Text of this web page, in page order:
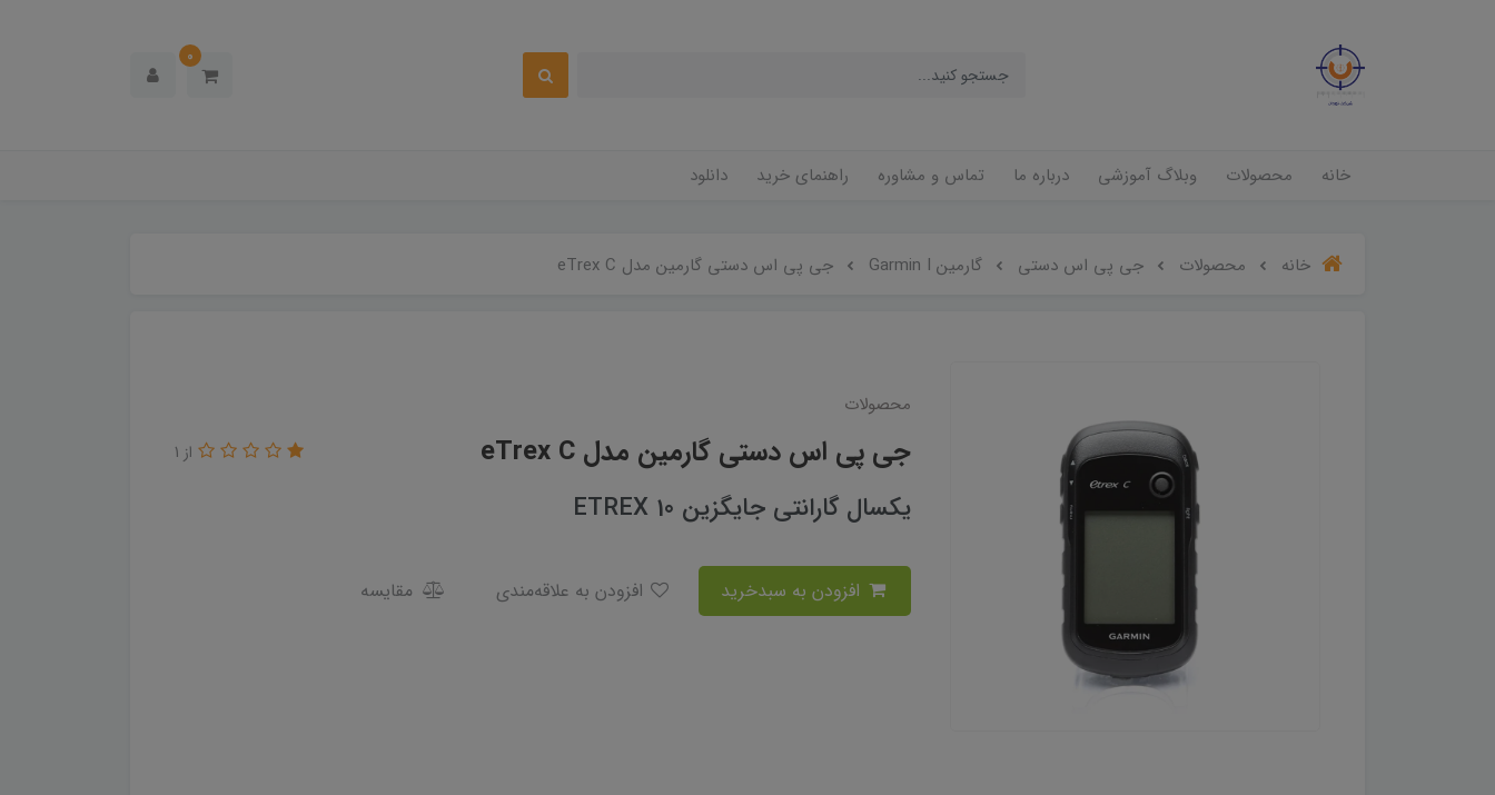
0
خانه محصولات وبلاگ آموزشی درباره ما تماس و مشاوره راهنمای خرید دانلود
خانه محصولات جی پی اس دستی گارمین Garmin I جی پی اس دستی گارمین مدل eTrex C
محصولات
جی پی اس دستی گارمین مدل eTrex C از 1
یکسال گارانتی جایگزین ETREX 10
مقایسه